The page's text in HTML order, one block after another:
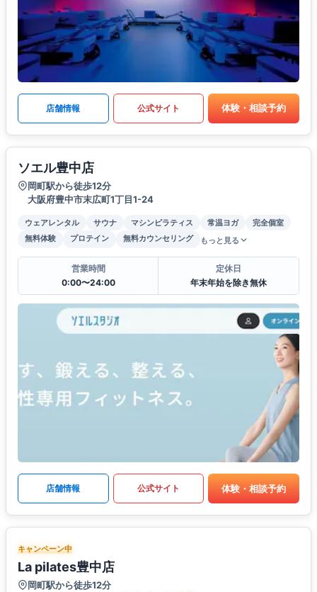
店舗情報 公式サイト 体験・相談予約
ソエル豊中店
岡町駅から徒歩12分
大阪府豊中市末広町1丁目1-24
ウェアレンタル サウナ マシンピラティス 常温ヨガ
完全個室
無料体験
プロテイン 無料カウンセリング もっと見る
営業時間
0:00〜24:00
定休日
年末年始を除き無休
店舗情報 公式サイト 体験・相談予約
キャンペーン中
La pilates豊中店
岡町駅から徒歩12分